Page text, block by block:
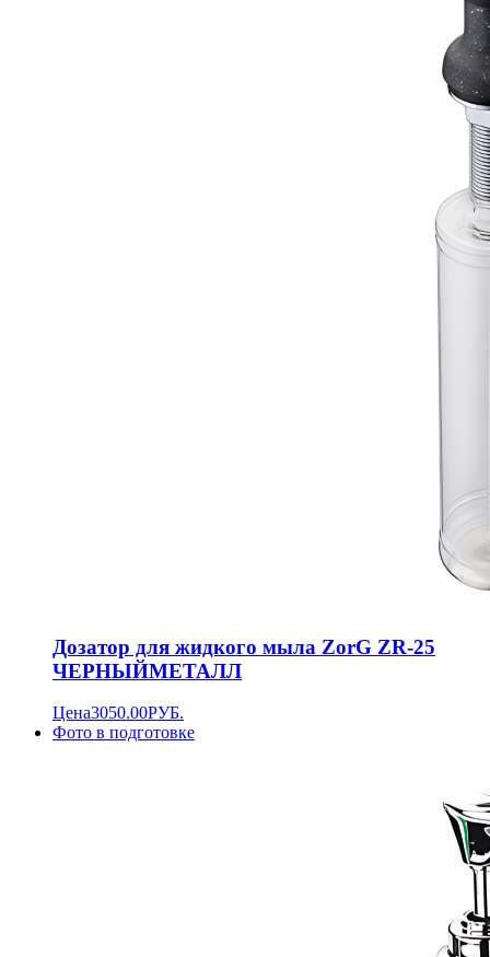
Дозатор для жидкого мыла ZorG ZR-25
ЧЕРНЫЙМЕТАЛЛ
Цена3050.00РУБ.
Фото в подготовке